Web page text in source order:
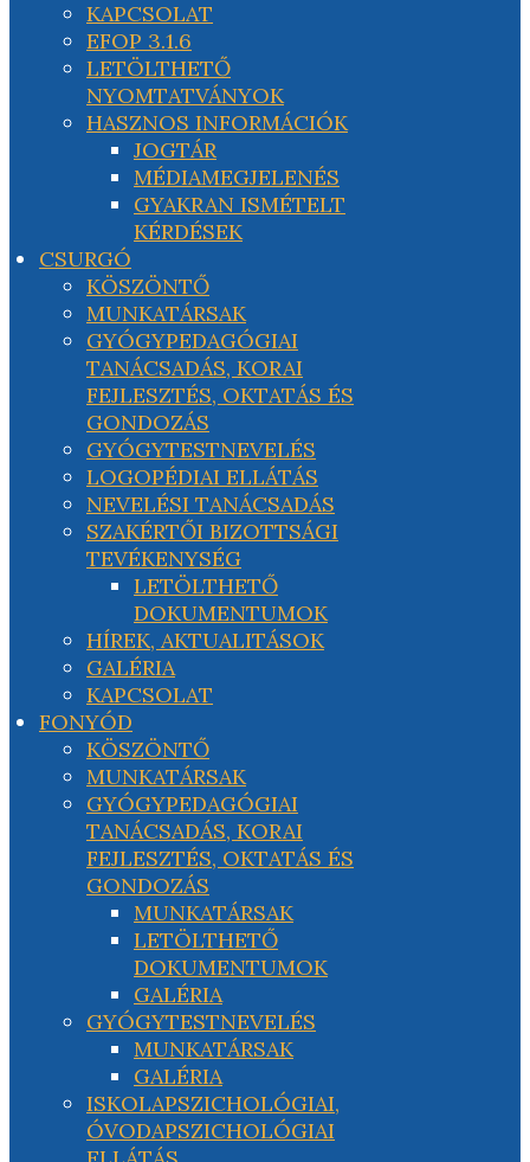
KAPCSOLAT
EFOP 3.1.6
LETÖLTHETŐ
NYOMTATVÁNYOK
HASZNOS INFORMÁCIÓK
JOGTÁR
MÉDIAMEGJELENÉS
GYAKRAN ISMÉTELT
KÉRDÉSEK
CSURGÓ
KÖSZÖNTŐ
MUNKATÁRSAK
GYÓGYPEDAGÓGIAI
TANÁCSADÁS, KORAI
FEJLESZTÉS, OKTATÁS ÉS
GONDOZÁS
GYÓGYTESTNEVELÉS
LOGOPÉDIAI ELLÁTÁS
NEVELÉSI TANÁCSADÁS
SZAKÉRTŐI BIZOTTSÁGI
TEVÉKENYSÉG
LETÖLTHETŐ
DOKUMENTUMOK
HÍREK, AKTUALITÁSOK
GALÉRIA
KAPCSOLAT
FONYÓD
KÖSZÖNTŐ
MUNKATÁRSAK
GYÓGYPEDAGÓGIAI
TANÁCSADÁS, KORAI
FEJLESZTÉS, OKTATÁS ÉS
GONDOZÁS
MUNKATÁRSAK
LETÖLTHETŐ
DOKUMENTUMOK
GALÉRIA
GYÓGYTESTNEVELÉS
MUNKATÁRSAK
GALÉRIA
ISKOLAPSZICHOLÓGIAI,
ÓVODAPSZICHOLÓGIAI